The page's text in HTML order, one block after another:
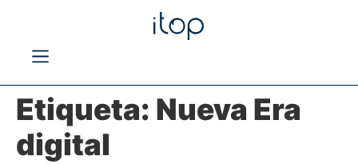
Etiqueta: Nueva Era
digital